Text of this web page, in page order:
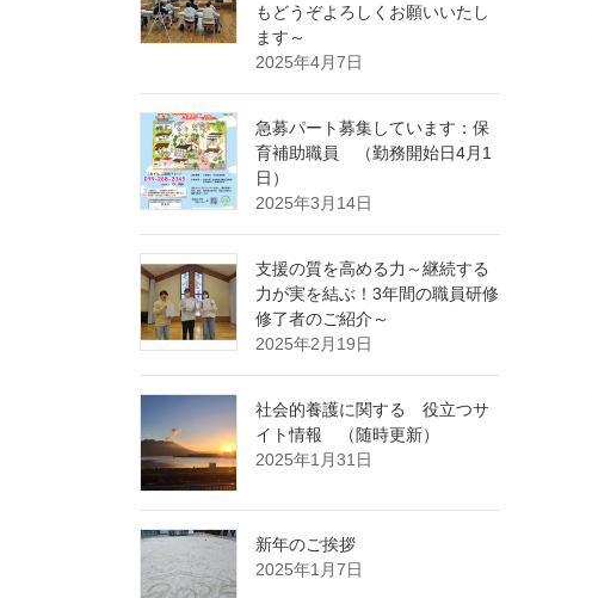
もどうぞよろしくお願いいたし
ます～
2025年4月7日
急募パート募集しています：保
育補助職員 （勤務開始日4月1
日）
2025年3月14日
支援の質を高める力～継続する
力が実を結ぶ！3年間の職員研修
修了者のご紹介～
2025年2月19日
社会的養護に関する 役立つサ
イト情報 （随時更新）
2025年1月31日
新年のご挨拶
2025年1月7日